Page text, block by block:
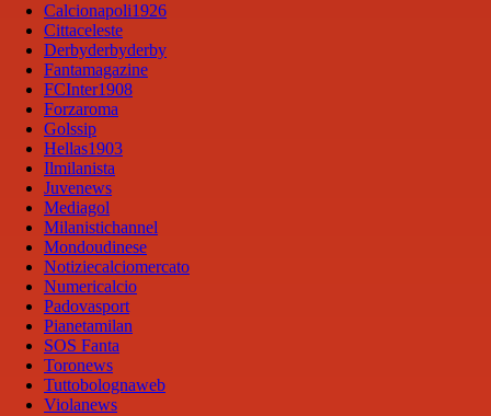
Calcionapoli1926
Cittaceleste
Derbyderbyderby
Fantamagazine
FCInter1908
Forzaroma
Golssip
Hellas1903
Ilmilanista
Juvenews
Mediagol
Milanistichannel
Mondoudinese
Notiziecalciomercato
Numericalcio
Padovasport
Pianetamilan
SOS Fanta
Toronews
Tuttobolognaweb
Violanews